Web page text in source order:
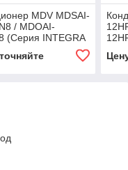
MDV MDSAI-
/ MDOAI-
(Серия INTEGRA
50 м²)